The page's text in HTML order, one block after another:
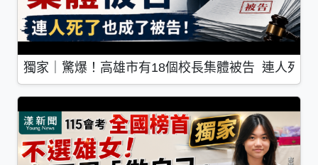
獨家｜驚爆！高雄市有18個校長集體被告 連人死了